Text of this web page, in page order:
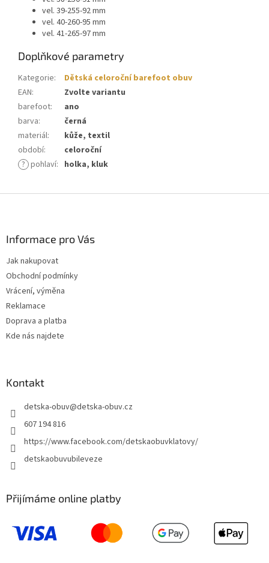
vel. 39-255-92 mm
vel. 40-260-95 mm
vel. 41-265-97 mm
Doplňkové parametry
Kategorie:
Dětská celoroční barefoot obuv
EAN:
Zvolte variantu
barefoot:
ano
barva:
černá
materiál:
kůže, textil
období:
celoroční
? pohlaví: holka, kluk
Informace pro Vás
Jak nakupovat
Obchodní podmínky
Vrácení, výměna
Reklamace
Doprava a platba
Kde nás najdete
Kontakt
detska-obuv@detska-obuv.cz
607 194 816
https://www.facebook.com/detskaobuvklatovy/
detskaobuvubileveze
Přijímáme online platby